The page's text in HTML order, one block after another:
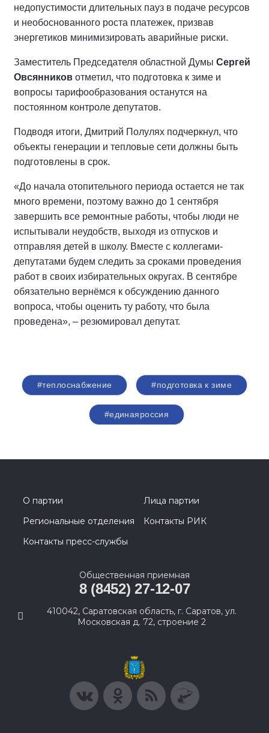
недопустимости длительных пауз в подаче ресурсов
и необоснованного роста платежек, призвав
энергетиков минимизировать аварийные риски.
Заместитель Председателя областной Думы Сергей
Овсянников отметил, что подготовка к зиме и
вопросы тарифообразования останутся на
постоянном контроле депутатов.
Подводя итоги, Дмитрий Полулях подчеркнул, что
объекты генерации и тепловые сети должны быть
подготовлены в срок.
«До начала отопительного периода остается не так
много времени, поэтому важно до 1 сентября
завершить все ремонтные работы, чтобы люди не
испытывали неудобств, выходя из отпусков и
отправляя детей в школу. Вместе с коллегами-
депутатами будем следить за сроками проведения
работ в своих избирательных округах. В сентябре
обязательно вернёмся к обсуждению данного
вопроса, чтобы оценить ту работу, что была
проведена», – резюмировал депутат.
#теплоснабжение #подготовка к зиме
#единаяроссия
О партии
Лица партии
Региональные отделения
Контакты РИК
Контакты пресс-службы
Общественная приемная
8 (8452) 27-12-07
410042, Саратовская область, г. Саратов, ул.
Московская д. 72, строение 2